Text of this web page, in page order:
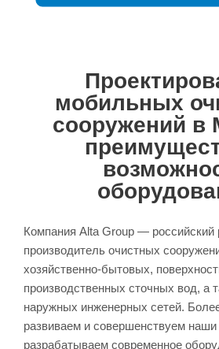
мобильных
сооружений в
Компания Alta Group — российский
производитель очистных
хозяйственно-бытовых,
производственных сточных вод, а
наружных инженерных сетей.
развиваем и совершенствуем наши
разрабатываем современное